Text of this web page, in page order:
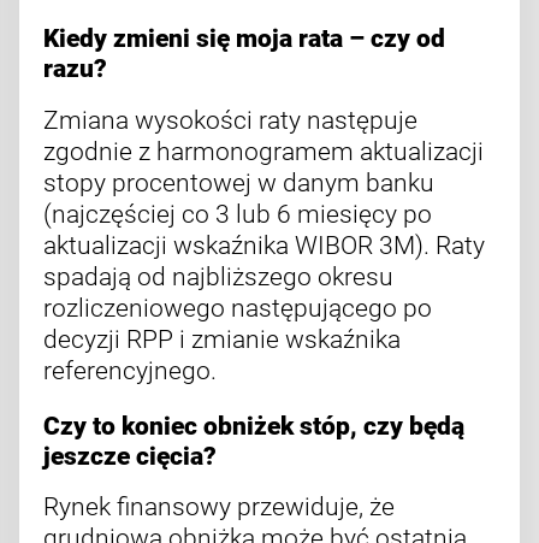
Kiedy zmieni się moja rata – czy od
razu?
Zmiana wysokości raty następuje
zgodnie z harmonogramem aktualizacji
stopy procentowej w danym banku
(najczęściej co 3 lub 6 miesięcy po
aktualizacji wskaźnika WIBOR 3M). Raty
spadają od najbliższego okresu
rozliczeniowego następującego po
decyzji RPP i zmianie wskaźnika
referencyjnego.
Czy to koniec obniżek stóp, czy będą
jeszcze cięcia?
Rynek finansowy przewiduje, że